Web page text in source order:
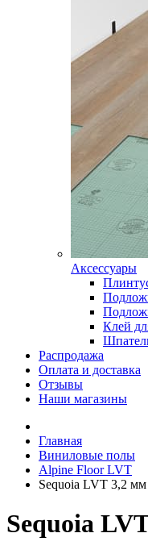
Аксессуары
Клей
Распродажа
Оплата и доставка
Отзывы
Наши магазины
Главная
Виниловые полы
Alpine Floor LVT
Sequoia LVT 3,2 мм
Sequoia